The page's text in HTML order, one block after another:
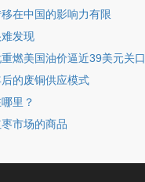
在中国的影响力有限
发现
燃美国油价逼近39美元关口
的废铜供应模式
里？
市场的商品